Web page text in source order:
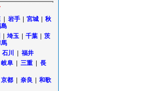
岩手 宮城
秋
埼玉 千葉
茨
石川 福井
岐阜 三重
長
京都 奈良
和歌